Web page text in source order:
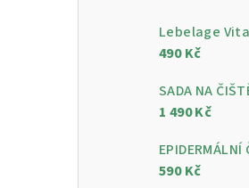
490 Kč
1 490 Kč
590 Kč